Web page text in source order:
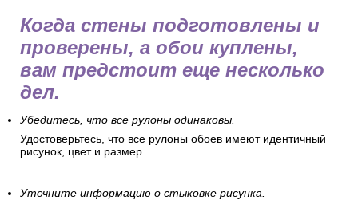
Когда стены подготовлены и
проверены, а обои куплены,
вам предстоит еще несколько
дел.
Убедитесь, что все рулоны одинаковы.
Удостоверьтесь, что все рулоны обоев имеют идентичный
рисунок, цвет и размер.
Уточните информацию о стыковке рисунка.